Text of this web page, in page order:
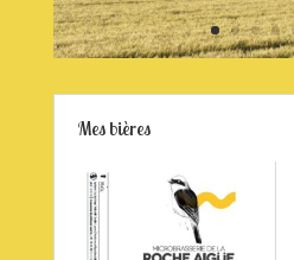
Mes bières